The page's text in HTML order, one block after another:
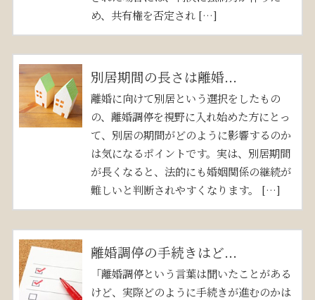
め、共有権を否定され […]
別居期間の長さは離婚...
離婚に向けて別居という選択をしたもの
の、離婚調停を視野に入れ始めた方にとっ
て、別居の期間がどのように影響するのか
は気になるポイントです。実は、別居期間
が長くなると、法的にも婚姻関係の継続が
難しいと判断されやすくなります。 […]
離婚調停の手続きはど...
「離婚調停という言葉は聞いたことがある
けど、実際どのように手続きが進むのかは